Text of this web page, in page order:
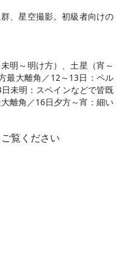
、星空撮影。初級者向けの
明～明け方）、土星（宵～
最大離角／12～13日：ペル
未明：スペインなどで皆既
離角／16日夕方～宵：細い
ご覧ください